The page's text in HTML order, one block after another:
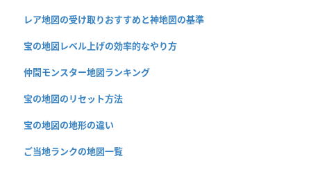
レア地図の受け取りおすすめと神地図の基準
宝の地図レベル上げの効率的なやり方
仲間モンスター地図ランキング
宝の地図のリセット方法
宝の地図の地形の違い
ご当地ランクの地図一覧